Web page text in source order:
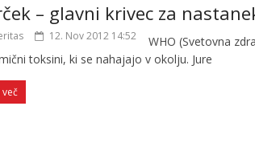
– glavni krivec za
12. Nov 2012 14:52
WHO (Svetovna
toksini, ki se nahajajo v okolju. Jure